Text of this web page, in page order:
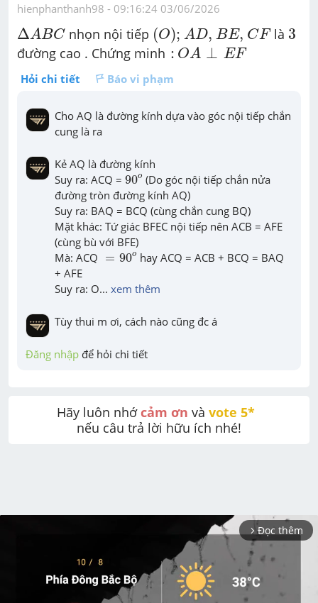
hienphanthanh98 - 09:16:24 03/06/2026
ΔABC
ΔABC nhọn nội tiếp (O); AD, BE, CF
(O);A D,B E,CF là 3
3
đường cao . Chứng minh : OA ⊥ EF
:OA⊥ E
Hỏi chi tiết Báo vi phạm
Cho AQ là đường kính dựa vào góc nội tiếp chắn
cung là ra
Kẻ AQ là đường kính
Suy ra: ACQ = 90o
90o (Do góc nội tiếp chắn nửa
đường tròn đường kính AQ)
Suy ra: BAQ = BCQ (cùng chắn cung BQ)
Mặt khác: Tứ giác BFEC nội tiếp nên ACB = AFE
(cùng bù với BFE)
Mà: ACQ = 90o
90o
hay ACQ = ACB + BCQ = BAQ
+ AFE
Suy ra: O... xem thêm
Tùy thui m ơi, cách nào cũng đc á
Đăng nhập để hỏi chi tiết
Hãy luôn nhớ cảm ơn và vote 5*
nếu câu trả lời hữu ích nhé!
arrow_forward_ios Đọc thêm